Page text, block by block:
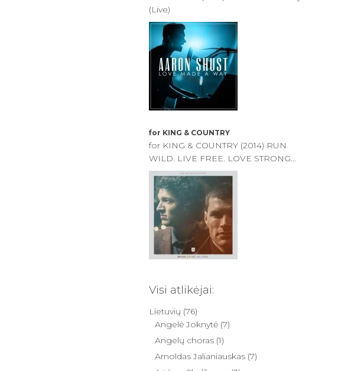
(Live)
for KING & COUNTRY
for KING & COUNTRY (2014) RUN
WILD. LIVE FREE. LOVE STRONG
(Commentary)
Visi atlikėjai:
Lietuvių (76)
Angelė Joknytė(7)
Angelų choras(1)
Arnoldas Jalianiauskas(7)